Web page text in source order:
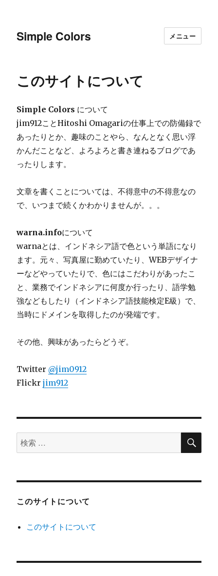
Simple Colors メニュー
このサイトについて
Simple Colors について
jim912ことHitoshi Omagariの仕事上での防備録で
あったりとか、趣味のことやら、なんとなく思い浮
かんだことなど、よろよろと書き連ねるブログであ
ったりします。
文章を書くことについては、不得意中の不得意なの
で、いつまで続くかわかりませんが。。。
warna.infoについて
warnaとは、インドネシア語で色という単語になり
ます。元々、写真屋に勤めていたり、WEBデザイナ
ーなどやっていたりで、色にはこだわりがあったこ
と、業務でインドネシアに何度か行ったり、語学勉
強などもしたり（インドネシア語技能検定E級）で、
当時にドメインを取得したのが発端です。
その他、興味があったらどうぞ。
Twitter @jim0912
Flickrjim912
検
索
象:
検
このサイトについて
このサイトについて